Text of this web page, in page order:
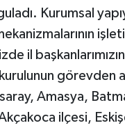
Kurumsal
il
görevden
Amasya,
ilçesi,